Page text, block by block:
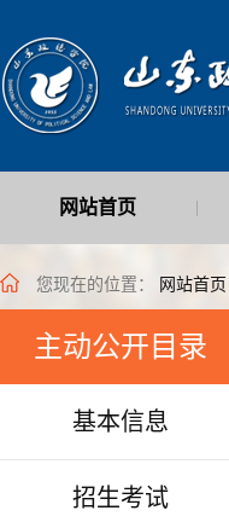
网站首页
最新公开信息 |
您现在的位置： 网站首页
主动公开目录
基本信息
招生考试